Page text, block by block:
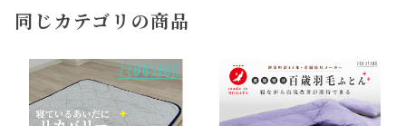
同じカテゴリの商品